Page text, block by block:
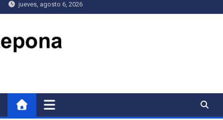
jueves, agosto 6, 2026